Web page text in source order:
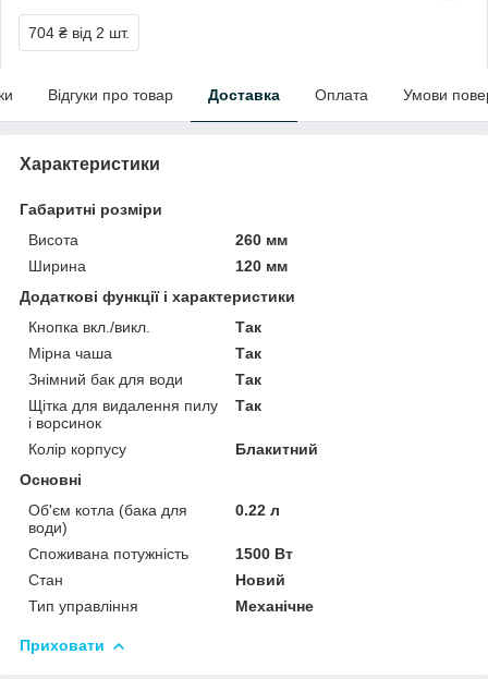
704 ₴ від 2 шт.
Відгуки про товар Доставка Оплата Умови
Характеристики
Габаритні розміри
Висота
260 мм
Ширина
120 мм
Додаткові функції і характеристики
Кнопка вкл./викл.
Так
Мірна чаша
Так
Знімний бак для води
Так
Щітка для видалення пилу
і ворсинок
Так
Колір корпусу
Блакитний
Основні
Об'єм котла (бака для
води)
0.22 л
Споживана потужність
1500 Вт
Стан
Новий
Тип управління
Механічне
Приховати